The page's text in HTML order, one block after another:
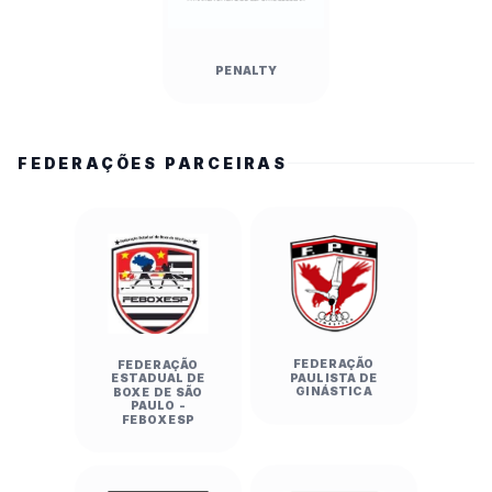
PENALTY
FEDERAÇÕES PARCEIRAS
FEDERAÇÃO
ESTADUAL DE
BOXE DE SÃO
PAULO -
FEBOXESP
FEDERAÇÃO
PAULISTA DE
GINÁSTICA